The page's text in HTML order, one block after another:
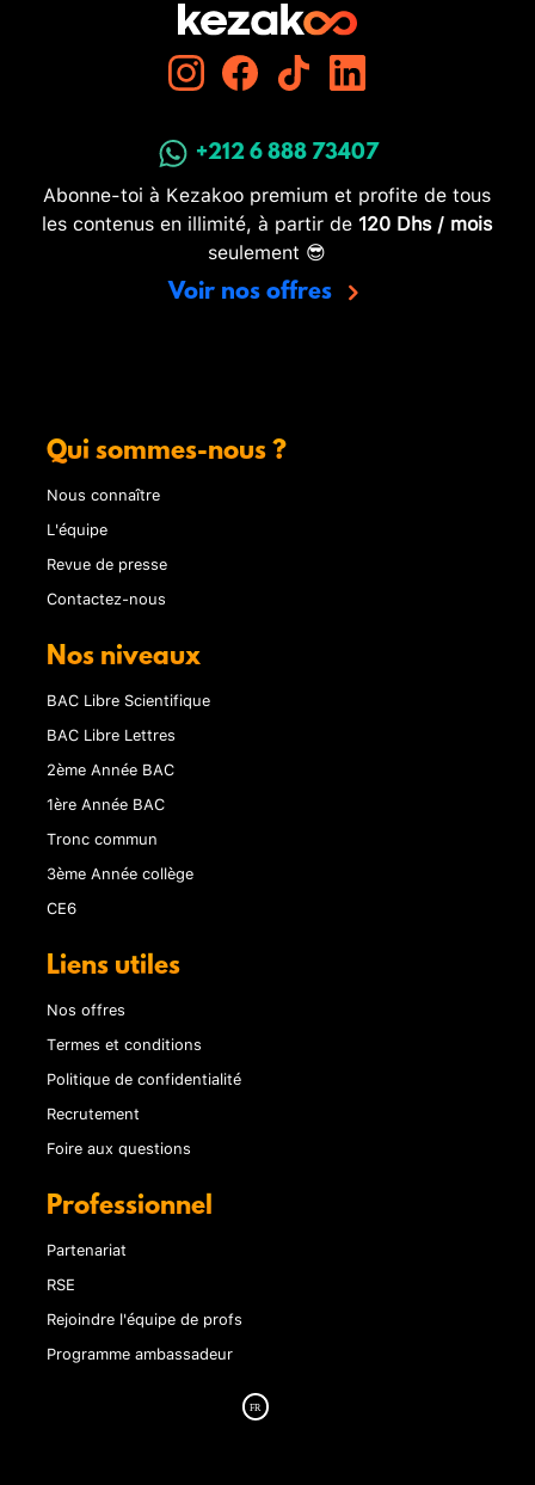
+212 6 888 73407
Abonne-toi à Kezakoo premium et profite de tous
les contenus en illimité, à partir de 120 Dhs / mois
seulement 😎
Voir nos offres
Qui sommes-nous ?
Nous connaître
L'équipe
Revue de presse
Contactez-nous
Nos niveaux
BAC Libre Scientifique
BAC Libre Lettres
2ème Année BAC
1ère Année BAC
Tronc commun
3ème Année collège
CE6
Liens utiles
Nos offres
Termes et conditions
Politique de confidentialité
Recrutement
Foire aux questions
Professionnel
Partenariat
RSE
Rejoindre l'équipe de profs
Programme ambassadeur